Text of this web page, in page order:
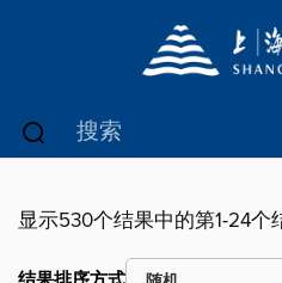
显示530个结果中的第1-24个